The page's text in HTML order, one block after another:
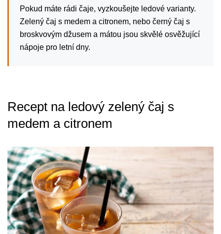
Pokud máte rádi čaje, vyzkoušejte ledové varianty.
Zelený čaj s medem a citronem, nebo černý čaj s
broskvovým džusem a mátou jsou skvělé osvěžující
nápoje pro letní dny.
Recept na ledový zelený čaj s
medem a citronem